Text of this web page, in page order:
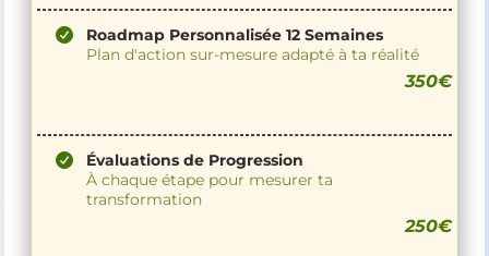
Roadmap Personnalisée 12 Semaines
Plan d'action sur-mesure adapté à ta réalité
350€
Évaluations de Progression
À chaque étape pour mesurer ta
transformation
250€